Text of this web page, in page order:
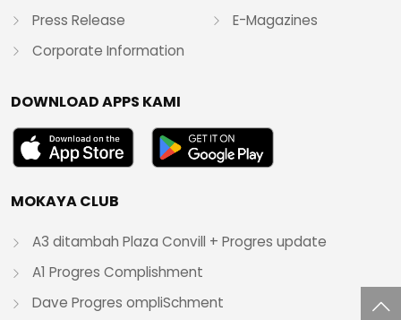
Press Release
Corporate Information
E-Magazines
DOWNLOAD APPS KAMI
MOKAYA CLUB
A3 ditambah Plaza Convill + Progres update
A1 Progres Complishment
Dave Progres ompliSchment